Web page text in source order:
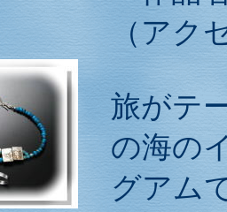
（アク
旅がテ
の海の
グアム